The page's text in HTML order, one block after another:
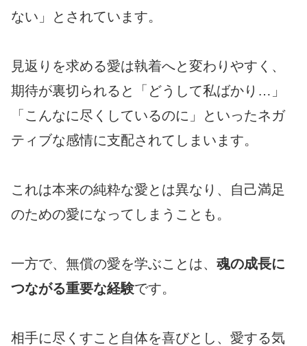
ない」とされています。
見返りを求める愛は執着へと変わりやすく、
期待が裏切られると「どうして私ばかり…」
「こんなに尽くしているのに」といったネガ
ティブな感情に支配されてしまいます。
これは本来の純粋な愛とは異なり、自己満足
のための愛になってしまうことも。
一方で、無償の愛を学ぶことは、 魂の成長に
つながる重要な経験です。
相手に尽くすこと自体を喜びとし、愛する気